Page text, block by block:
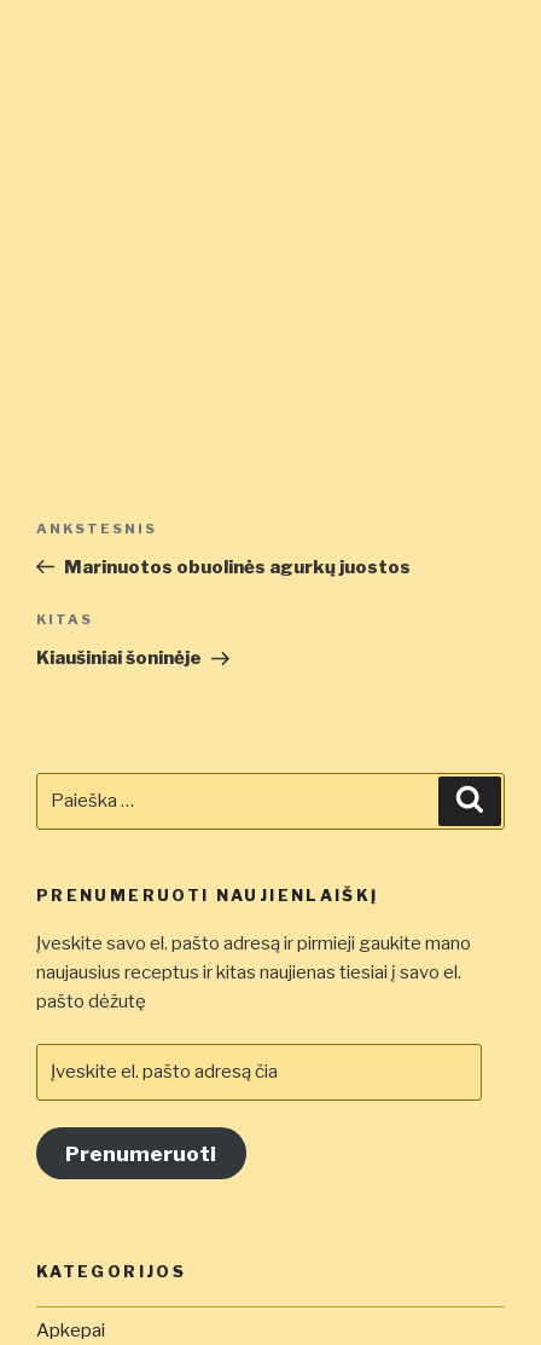
įrašų
Ankstesnis
įrašas
ANKSTESNIS
Marinuotos obuolinės agurkų juostos
Kitas
įrašas
KITAS
Kiaušiniai šoninėje
PRENUMERUOTI NAUJIENLAIŠKĮ
Įveskite savo el. pašto adresą ir pirmieji gaukite mano
naujausius receptus ir kitas naujienas tiesiai į savo el.
pašto dėžutę
el.
adresą
čia
Prenumeruoti
KATEGORIJOS
Apkepai